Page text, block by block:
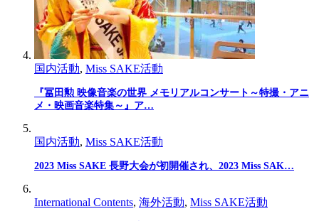
国内活動, Miss SAKE活動
『冨田勲 映像音楽の世界 メモリアルコンサート～特撮・アニ
メ・映画音楽特集～』ア…
国内活動, Miss SAKE活動
2023 Miss SAKE 長野大会が初開催され、2023 Miss SAK…
International Contents, 海外活動, Miss SAKE活動